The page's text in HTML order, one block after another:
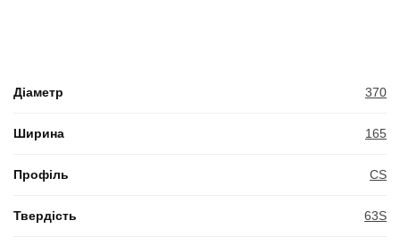
Діаметр 370
Ширина 165
Профіль CS
Твердість 63S